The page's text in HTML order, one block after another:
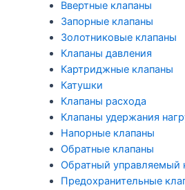
Ввертные клапаны
Запорные клапаны
Золотниковые клапаны
Клапаны давления
Картриджные клапаны
Катушки
Клапаны расхода
Клапаны удержания
Напорные клапаны
Обратные клапаны
Обратный управляемый
Предохранительные